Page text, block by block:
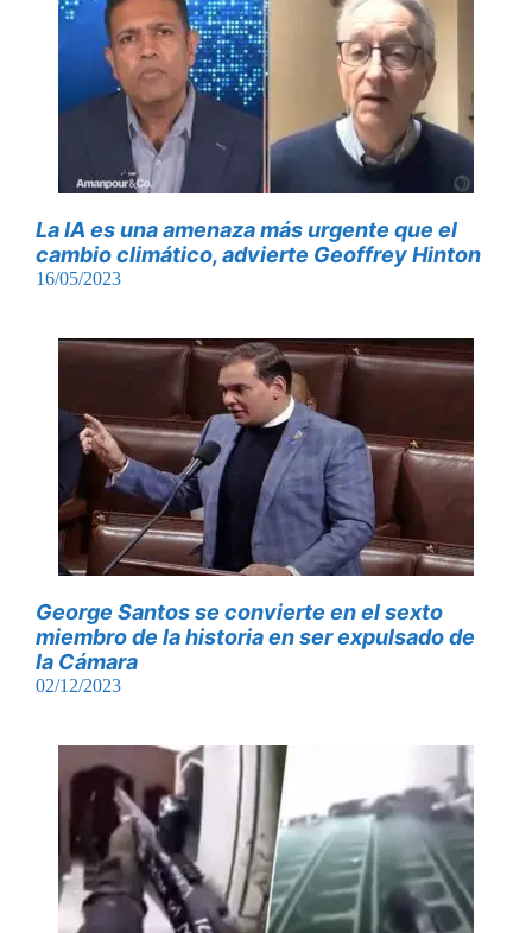
La IA es una amenaza más urgente que el
cambio climático, advierte Geoffrey Hinton
16/05/2023
George Santos se convierte en el sexto
miembro de la historia en ser expulsado de
la Cámara
02/12/2023